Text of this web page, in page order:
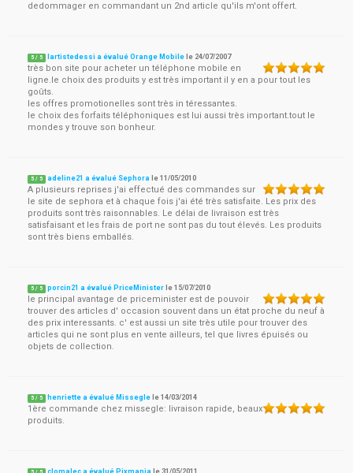
dedommager en commandant un 2nd article qu'ils m'ont offert.
5 / 5 lartistedessi a évalué Orange Mobile le 24/07/2007
très bon site pour acheter un téléphone mobile en
ligne.le choix des produits y est très important il y en a pour tout les
goûts.
les offres promotionelles sont très in téressantes.
le choix des forfaits téléphoniques est lui aussi très important.tout le
mondes y trouve son bonheur.
5 / 5 adeline21 a évalué Sephora le11/05/2010
A plusieurs reprises j'ai effectué des commandes sur
le site de sephora et à chaque fois j'ai été très satisfaite. Les prix des
produits sont très raisonnables. Le délai de livraison est très
satisfaisant et les frais de port ne sont pas du tout élevés. Les produits
sont très biens emballés.
5 / 5 porcin21 a évalué PriceMinister le15/07/2010
le principal avantage de priceminister est de pouvoir
trouver des articles d' occasion souvent dans un état proche du neuf à
des prix interessants. c' est aussi un site très utile pour trouver des
articles qui ne sont plus en vente ailleurs, tel que livres épuisés ou
objets de collection.
5 / 5 henriette a évalué Missegle le14/03/2014
1ère commande chez missegle: livraison rapide, beaux
produits.
clomalec a évalué Pixmania le31/05/2011